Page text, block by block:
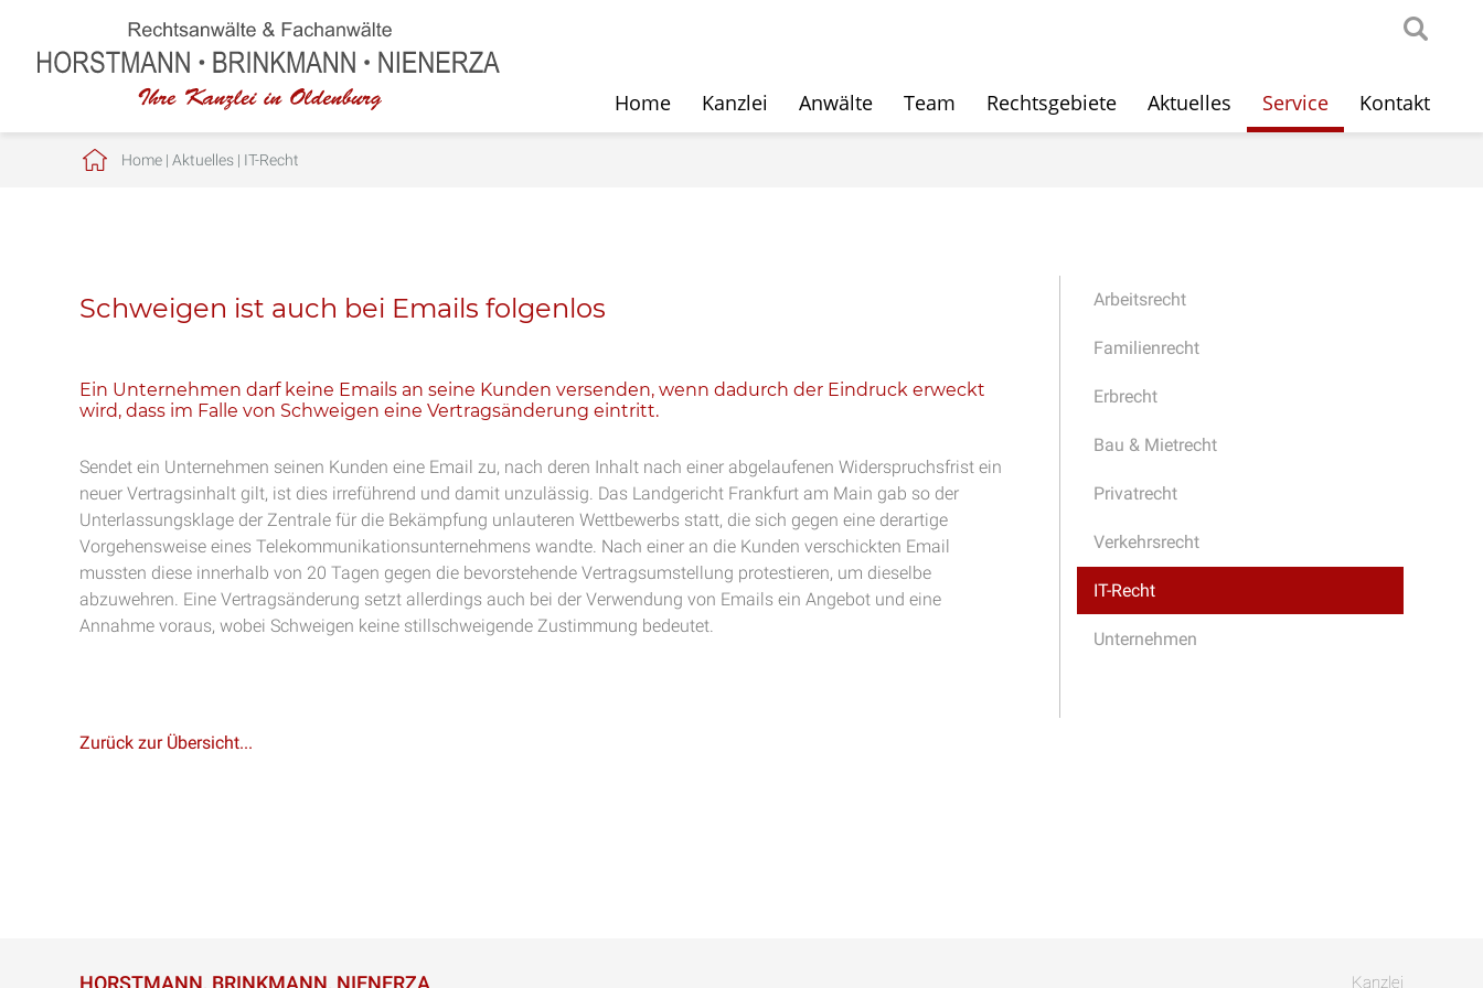
Home Kanzlei Anwälte Team Rechtsgebiete Aktuelles Service Kontakt
Home| Aktuelles| IT-Recht
Arbeitsrecht
Familienrecht
Erbrecht
Bau & Mietrecht
Privatrecht
Verkehrsrecht
IT-Recht
Unternehmen
Schweigen ist auch bei Emails folgenlos
Ein Unternehmen darf keine Emails an seine Kunden versenden, wenn dadurch der Eindruck erweckt
wird, dass im Falle von Schweigen eine Vertragsänderung eintritt.
Sendet ein Unternehmen seinen Kunden eine Email zu, nach deren Inhalt nach einer abgelaufenen Widerspruchsfrist ein
neuer Vertragsinhalt gilt, ist dies irreführend und damit unzulässig. Das Landgericht Frankfurt am Main gab so der
Unterlassungsklage der Zentrale für die Bekämpfung unlauteren Wettbewerbs statt, die sich gegen eine derartige
Vorgehensweise eines Telekommunikationsunternehmens wandte. Nach einer an die Kunden verschickten Email
mussten diese innerhalb von 20 Tagen gegen die bevorstehende Vertragsumstellung protestieren, um dieselbe
abzuwehren. Eine Vertragsänderung setzt allerdings auch bei der Verwendung von Emails ein Angebot und eine
Annahme voraus, wobei Schweigen keine stillschweigende Zustimmung bedeutet.
Zurück zur Übersicht...
HORSTMANN, BRINKMANN, NIENERZA Kanzlei